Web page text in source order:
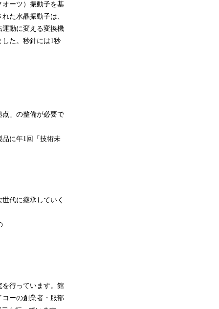
オーツ）振動子を基
た水晶振動子は、
動に変える変換機
た。秒針には1秒
」の整備が必要で
に年1回「技術未
代に継承していく
を行っています。館
コーの創業者・服部